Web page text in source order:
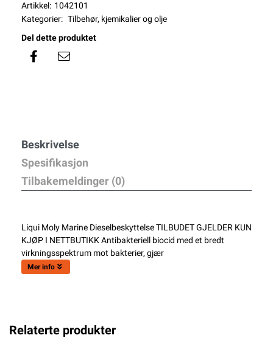
Artikkel: 1042101
Kategorier: Tilbehør, kjemikalier og olje
Del dette produktet
Beskrivelse
Spesifikasjon
Tilbakemeldinger (0)
Liqui Moly Marine Dieselbeskyttelse TILBUDET GJELDER KUN
KJØP I NETTBUTIKK Antibakteriell biocid med et bredt
virkningsspektrum mot bakterier, gjær
Mer info
Relaterte produkter